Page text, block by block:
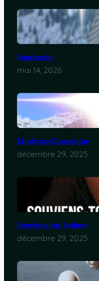
Comirnaty
mai 14, 2026
L’hydroxychloroquine
décembre 29, 2025
Souviens-toi, Sydney
décembre 29, 2025